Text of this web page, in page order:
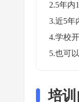
2.5年内
3.近5年
4.学校
5.也可
培